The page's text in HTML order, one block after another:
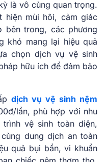
là vô cùng quan trọng.
hiện mùi hôi, cảm giác
bên trong, các phương
khó mang lại hiệu quả
chọn dịch vụ vệ sinh
hữu ích để đảm bảo
dịch vụ vệ sinh nệm
lần, phù hợp với nhu
vệ sinh toàn diện,
dung dịch an toàn
quả bụi bẩn, vi khuẩn